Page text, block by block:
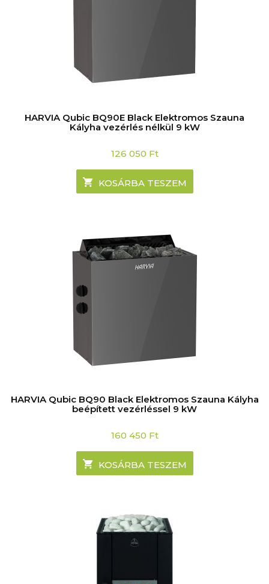
HARVIA Qubic BQ90E Black Elektromos Szauna
Kályha vezérlés nélkül 9 kW
126 050 Ft
KOSÁRBA TESZEM
HARVIA Qubic BQ90 Black Elektromos Szauna Kályha
beépített vezérléssel 9 kW
160 450 Ft
KOSÁRBA TESZEM